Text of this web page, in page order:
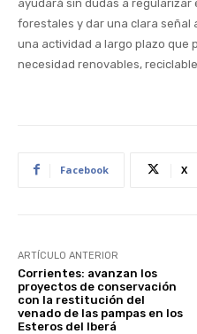
ayudará sin dudas a regularizar
forestales y dar una clara señal
una actividad a largo plazo que
necesidad renovables,
Facebook X
ARTÍCULO ANTERIOR
Corrientes: avanzan los
proyectos de conservación
con la restitución del
venado de las pampas en los
Esteros del lberá